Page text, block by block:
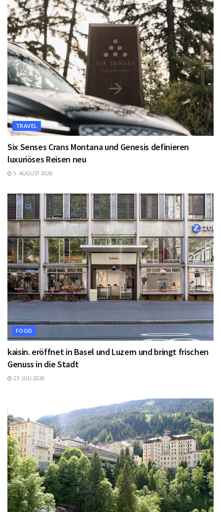
TRAVEL
Six Senses Crans Montana und Genesis definieren
luxuriöses Reisen neu
5. AUGUST 2026
FOOD
kaisin. eröffnet in Basel und Luzern und bringt frischen
Genuss in die Stadt
23. JULI 2026